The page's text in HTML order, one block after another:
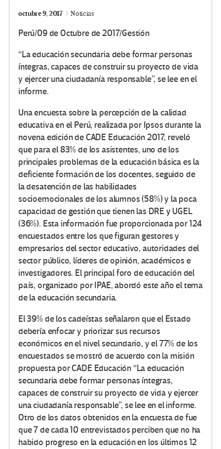
octubre 9, 2017 Noticias
Perú/09 de Octubre de 2017/Gestión
“La educación secundaria debe formar personas
íntegras, capaces de construir su proyecto de vida
y ejercer una ciudadanía responsable”, se lee en el
informe.
Una encuesta sobre la percepción de la calidad
educativa en el Perú, realizada por Ipsos durante la
novena edición de CADE Educación 2017, reveló
que para el 83% de los asistentes, uno de los
principales problemas de la educación básica es la
deficiente formación de los docentes, seguido de
la desatención de las habilidades
socioemocionales de los alumnos (58%) y la poca
capacidad de gestión que tienen las DRE y UGEL
(36%). Esta información fue proporcionada por 124
encuestados entre los que figuran gestores y
empresarios del sector educativo, autoridades del
sector público, líderes de opinión, académicos e
investigadores. El principal foro de educación del
país, organizado por IPAE, abordó este año el tema
de la educación secundaria.
El 39% de los cadeístas señalaron que el Estado
debería enfocar y priorizar sus recursos
económicos en el nivel secundario, y el 77% de los
encuestados se mostró de acuerdo con la misión
propuesta por CADE Educación “La educación
secundaria debe formar personas íntegras,
capaces de construir su proyecto de vida y ejercer
una ciudadanía responsable”, se lee en el informe.
Otro de los datos obtenidos en la encuesta de fue
que 7 de cada 10 entrevistados perciben que no ha
habido progreso en la educación en los últimos 12